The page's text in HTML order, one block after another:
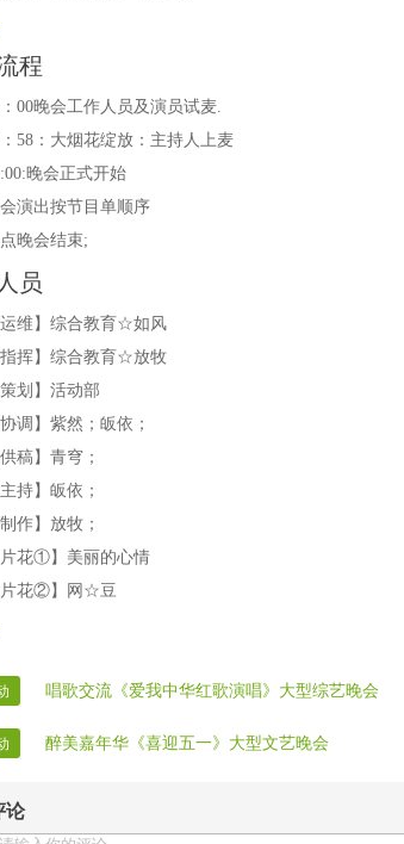
员】 九天 歌曲 《美丽中国》
员】 珍爱 配乐朗诵《歌颂党》
员】 笑梅 歌曲 《国家好》
演员】 东北范 歌曲 《中国人》
演员】 皈依 配乐朗诵《腾飞吧--我的祖国》
演员】 杏儿 歌曲 《江山无限》
演员】 文洁 歌曲 《我和我的祖国》
曲】 嫣然 歌曲 《我爱你中国》
程
00晚会工作人员及演员试麦.
58：大烟花绽放：主持人上麦
晚会正式开始
演出按节目单顺序
晚会结束;
员
运维】综合教育☆如风
指挥】综合教育☆放牧
策划】活动部
协调】紫然；皈依；
供稿】青穹；
主持】皈依；
制作】放牧；
片花①】美丽的心情
片花②】网☆豆
花③】石头剪刀布
广播】天★涯
序】静观朝静
麦】放牧
唱歌交流《爱我中华红歌演唱》大型综艺晚会
醉美嘉年华《喜迎五一》大型文艺晚会
论